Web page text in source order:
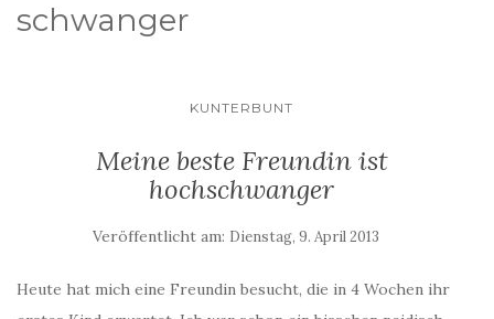
schwanger
KUNTERBUNT
Meine beste Freundin ist
hochschwanger
Veröffentlicht am: Dienstag, 9. April 2013
Heute hat mich eine Freundin besucht, die in 4 Wochen ihr